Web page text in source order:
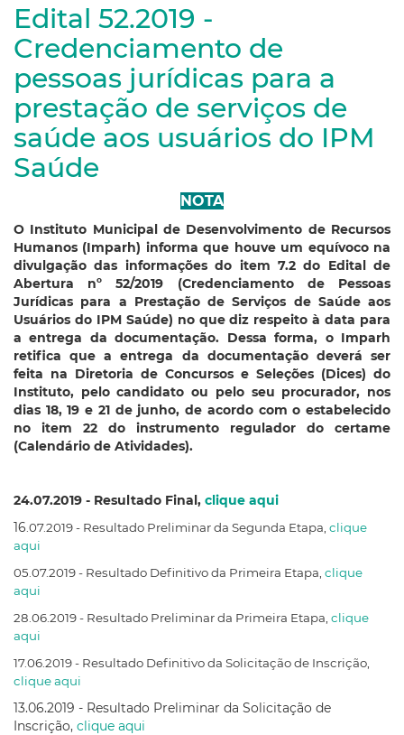
Edital 52.2019 -
Credenciamento de
pessoas jurídicas para a
prestação de serviços de
saúde aos usuários do IPM
Saúde
NOTA
O Instituto Municipal de Desenvolvimento de Recursos
Humanos (Imparh) informa que houve um equívoco na
divulgação das informações do item 7.2 do Edital de
Abertura nº 52/2019 (Credenciamento de Pessoas
Jurídicas para a Prestação de Serviços de Saúde aos
Usuários do IPM Saúde) no que diz respeito à data para
a entrega da documentação. Dessa forma, o Imparh
retifica que a entrega da documentação deverá ser
feita na Diretoria de Concursos e Seleções (Dices) do
Instituto, pelo candidato ou pelo seu procurador, nos
dias 18, 19 e 21 de junho, de acordo com o estabelecido
no item 22 do instrumento regulador do certame
(Calendário de Atividades).
24.07.2019 - Resultado Final, clique aqui
16 .07.2019 - Resultado Preliminar da Segunda Etapa, clique
aqui
05.07.2019 - Resultado Definitivo da Primeira Etapa, clique
aqui
28.06.2019 - Resultado Preliminar da Primeira Etapa, clique
aqui
17.06.2019 - Resultado Definitivo da Solicitação de Inscrição,
clique aqui
13.06.2019 - Resultado Preliminar da Solicitação de
Inscrição, clique aqui